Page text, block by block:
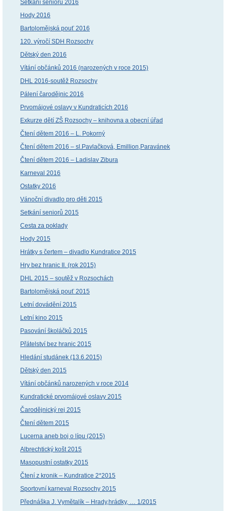
Setkání seniorů 2016
Hody 2016
Bartolomějská pouť 2016
120. výročí SDH Rozsochy
Dětský den 2016
Vítání občánků 2016 (narozených v roce 2015)
DHL 2016-soutěž Rozsochy
Pálení čarodějnic 2016
Prvomájové oslavy v Kundraticích 2016
Exkurze dětí ZŠ Rozsochy – knihovna a obecní úřad
Čtení dětem 2016 – L. Pokorný
Čtení dětem 2016 – sl.Pavlačková, Emillion,Paravánek
Čtení dětem 2016 – Ladislav Zibura
Karneval 2016
Ostatky 2016
Vánoční divadlo pro děti 2015
Setkání seniorů 2015
Cesta za poklady
Hody 2015
Hrátky s čertem – divadlo Kundratice 2015
Hry bez hranic II. (rok 2015)
DHL 2015 – soutěž v Rozsochách
Bartolomějská pouť 2015
Letní dovádění 2015
Letní kino 2015
Pasování školáčků 2015
Přátelství bez hranic 2015
Hledání studánek (13.6.2015)
Dětský den 2015
Vítání občánků narozených v roce 2014
Kundratické prvomájové oslavy 2015
Čarodějnický rej 2015
Čtení dětem 2015
Lucerna aneb boj o lípu (2015)
Albrechtický košt 2015
Masopustní ostatky 2015
Čtení z kronik – Kundratice 2*2015
Sportovní karneval Rozsochy 2015
Přednáška J. Vymětalík – Hrady,hrádky, … 1/2015